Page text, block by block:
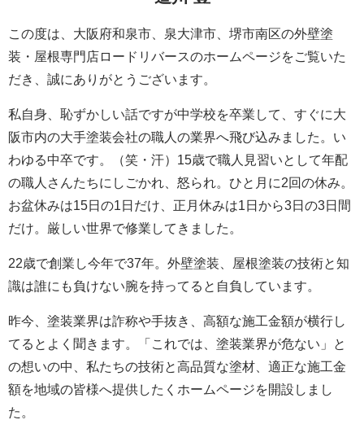
この度は、大阪府和泉市、泉大津市、堺市南区の外壁塗
装・屋根専門店ロードリバースのホームページをご覧いた
だき、誠にありがとうございます。
私自身、恥ずかしい話ですが中学校を卒業して、すぐに大
阪市内の大手塗装会社の職人の業界へ飛び込みました。い
わゆる中卒です。（笑・汗）15歳で職人見習いとして年配
の職人さんたちにしごかれ、怒られ。ひと月に2回の休み。
お盆休みは15日の1日だけ、正月休みは1日から3日の3日間
だけ。厳しい世界で修業してきました。
22歳で創業し今年で37年。外壁塗装、屋根塗装の技術と知
識は誰にも負けない腕を持ってると自負しています。
昨今、塗装業界は詐称や手抜き、高額な施工金額が横行し
てるとよく聞きます。「これでは、塗装業界が危ない」と
の想いの中、私たちの技術と高品質な塗材、適正な施工金
額を地域の皆様へ提供したくホームページを開設しまし
た。